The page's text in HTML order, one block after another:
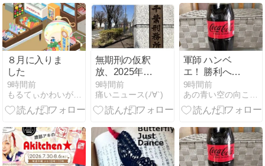
８月に入りま
した
9時間前
もるてぃかわいがりーず
無期刑の仮釈
放、2025年は
「わずか4
人」2024年は
32人が獄中
化」の傾向続
く
9時間前
痛いニュース(ﾉ∀`)
軍師 ハンベ
エ！ 勝利への
道・８ 011
9時間前